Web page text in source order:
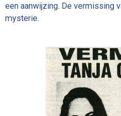
een aanwijzing. De vermissing
mysterie.